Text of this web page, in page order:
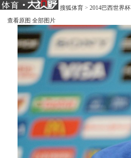
搜狐体育 > 2014巴西世界杯
查看原图 全部图片